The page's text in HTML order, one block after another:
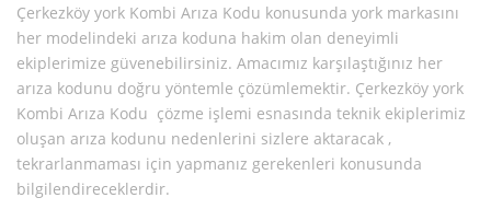
Çerkezköy york Kombi Arıza Kodu konusunda york markasını
her modelindeki arıza koduna hakim olan deneyimli
ekiplerimize güvenebilirsiniz. Amacımız karşılaştığınız her
arıza kodunu doğru yöntemle çözümlemektir. Çerkezköy york
Kombi Arıza Kodu çözme işlemi esnasında teknik ekiplerimiz
oluşan arıza kodunu nedenlerini sizlere aktaracak ,
tekrarlanmaması için yapmanız gerekenleri konusunda
bilgilendireceklerdir.